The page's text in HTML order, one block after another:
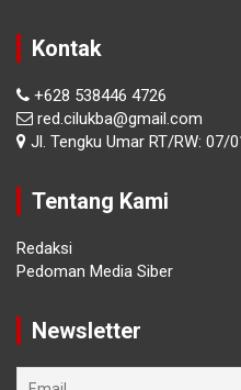
Kontak
+628 538446 4726
red.cilukba@gmail.com
Jl. Tengku Umar RT/RW:
Tentang Kami
Redaksi
Pedoman Media Siber
Newsletter